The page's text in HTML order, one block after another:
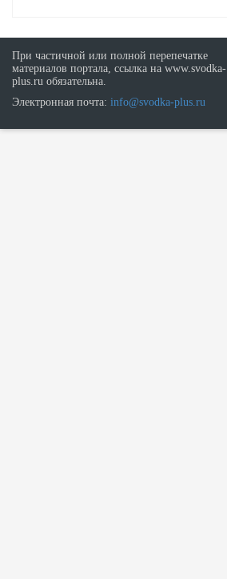
При частичной или полной перепечатке
материалов портала, ссылка на www.svodka-
plus.ru обязательна.
Электронная почта: info@svodka-plus.ru